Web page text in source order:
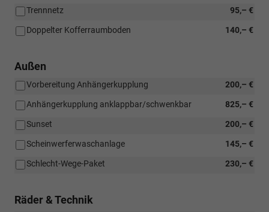
95,– €
Trennnetz
140,– €
Doppelter Kofferraumboden
Außen
200,– €
Vorbereitung Anhängerkupplung
825,– €
Anhängerkupplung anklappbar/schwenkbar
200,– €
Sunset
145,– €
Scheinwerferwaschanlage
230,– €
Schlecht-Wege-Paket
Räder & Technik